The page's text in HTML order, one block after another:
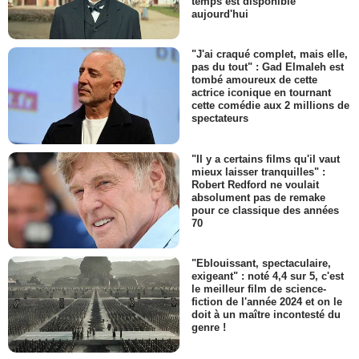
aujourd'hui
"J'ai craqué complet, mais elle,
pas du tout" : Gad Elmaleh est
tombé amoureux de cette
actrice iconique en tournant
cette comédie aux 2 millions de
spectateurs
"Il y a certains films qu'il vaut
mieux laisser tranquilles" :
Robert Redford ne voulait
absolument pas de remake
pour ce classique des années
70
"Eblouissant, spectaculaire,
exigeant" : noté 4,4 sur 5, c'est
le meilleur film de science-
fiction de l'année 2024 et on le
doit à un maître incontesté du
genre !